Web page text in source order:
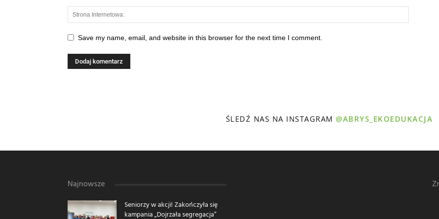
Save my name, email, and website in this browser for the next time I comment.
ŚLEDŹ NAS NA INSTAGRAM@ABRYS_EKOEDUKACJA
Najnowsze
Seniorzy w akcji! Zakończyła się
kampania „Dojrzała segregacja”